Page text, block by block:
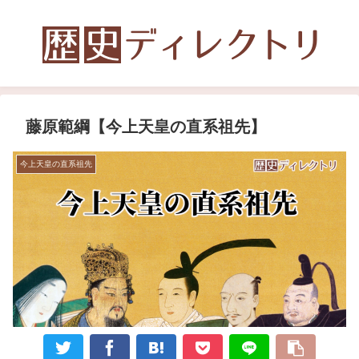
藤原範綱【今上天皇の直系祖先】
今上天皇の直系祖先